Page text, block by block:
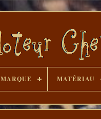
MARQUE MATÉRIAU